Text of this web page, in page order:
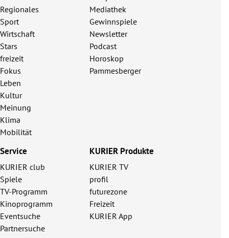
Regionales
Sport
Wirtschaft
Stars
freizeit
Fokus
Leben
Kultur
Meinung
Klima
Mobilität
Mediathek
Gewinnspiele
Newsletter
Podcast
Horoskop
Pammesberger
Service
KURIER club
Spiele
TV-Programm
Kinoprogramm
Eventsuche
Partnersuche
KURIER Produkte
KURIER TV
profil
futurezone
Freizeit
KURIER App